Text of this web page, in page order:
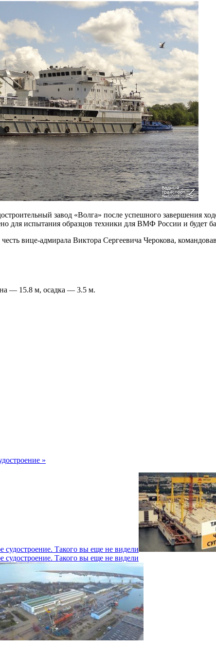
завод «Волга» после успешного завершения
для испытания образцов техники для ВМФ России и будет
вице-адмирала Виктора Сергеевича Черокова,
— 15.8 м, осадка — 3.5 м.
»
судостроение. Такого вы еще не видели
судостроение. Такого вы еще не видели